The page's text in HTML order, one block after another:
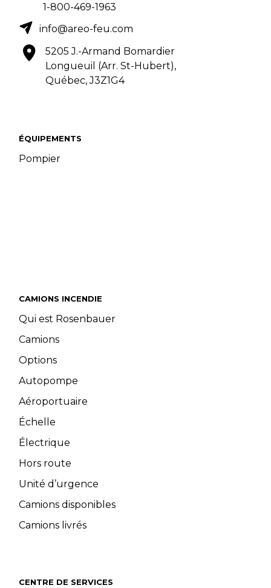
ÉQUIPEMENTS
Pompier
CAMIONS INCENDIE
Qui est Rosenbauer
Camions
Options
Autopompe
Aéroportuaire
Échelle
Électrique
Hors route
Unité d’urgence
Camions disponibles
Camions livrés
CENTRE DE SERVICES
1-800-469-1963
info@areo-feu.com
5205 J.-Armand Bomardier
Longueuil (Arr. St-Hubert),
Québec, J3Z1G4